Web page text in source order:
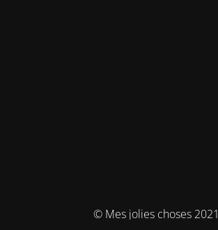
© Mes jolies choses 2021